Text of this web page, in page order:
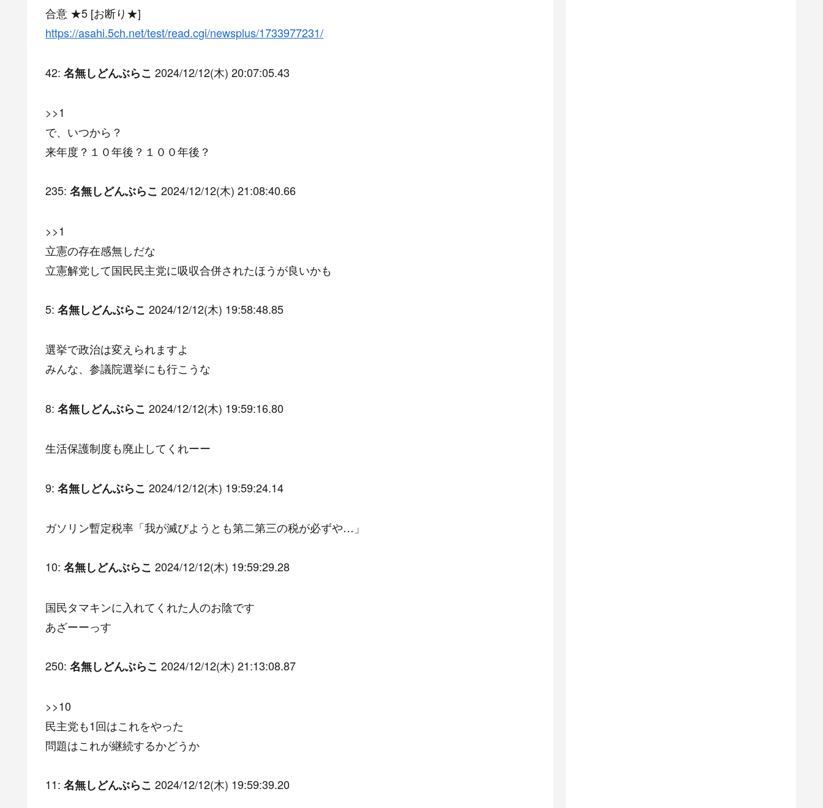
合意 ★5 [お断り★]
https://asahi.5ch.net/test/read.cgi/newsplus/1733977231/
42: 名無しどんぶらこ 2024/12/12(木) 20:07:05.43
>>1
で、いつから？
来年度？１０年後？１００年後？
235: 名無しどんぶらこ 2024/12/12(木) 21:08:40.66
>>1
立憲の存在感無しだな
立憲解党して国民民主党に吸収合併されたほうが良いかも
5: 名無しどんぶらこ 2024/12/12(木) 19:58:48.85
選挙で政治は変えられますよ
みんな、参議院選挙にも行こうな
8: 名無しどんぶらこ 2024/12/12(木) 19:59:16.80
生活保護制度も廃止してくれーー
9: 名無しどんぶらこ 2024/12/12(木) 19:59:24.14
ガソリン暫定税率「我が滅びようとも第二第三の税が必ずや…」
10: 名無しどんぶらこ 2024/12/12(木) 19:59:29.28
国民タマキンに入れてくれた人のお陰です
あざーーっす
250: 名無しどんぶらこ 2024/12/12(木) 21:13:08.87
>>10
民主党も1回はこれをやった
問題はこれが継続するかどうか
11: 名無しどんぶらこ 2024/12/12(木) 19:59:39.20